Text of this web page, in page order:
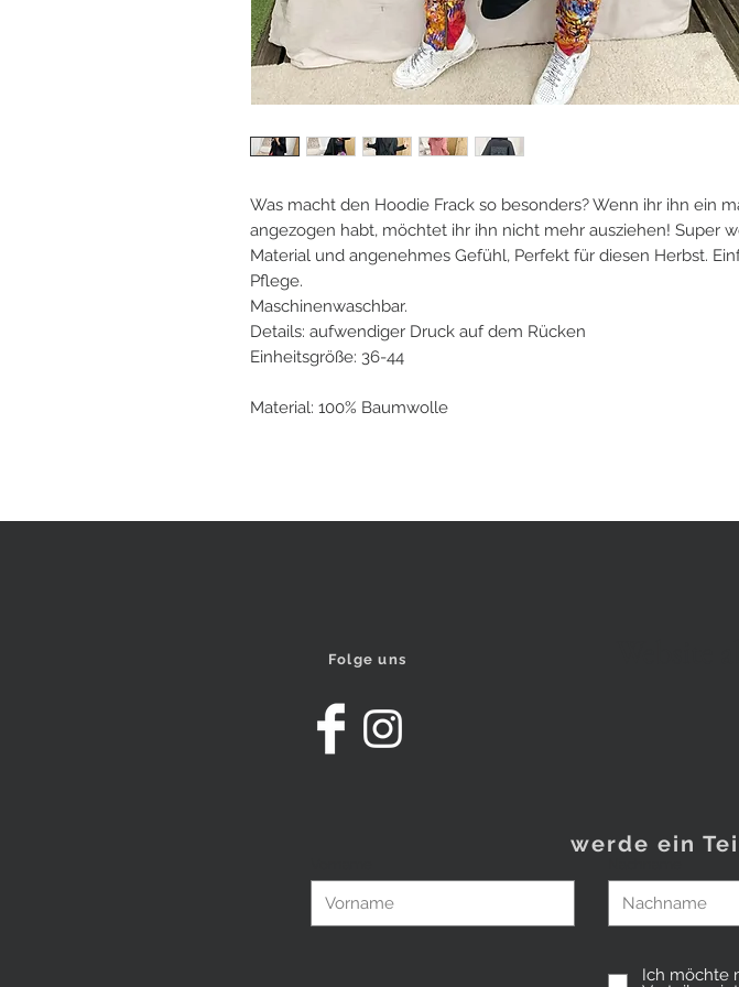
Was macht den Hoodie Frack so besonders? Wenn ihr ihn ein
angezogen habt, möchtet ihr ihn nicht mehr ausziehen! Super
Material und angenehmes Gefühl, Perfekt für diesen Herbst.
Pflege.
Maschinenwaschbar.
Details: aufwendiger Druck auf dem Rücken
Einheitsgröße: 36-44
Material: 100% Baumwolle
Folge uns
werde ein
Ich möchte